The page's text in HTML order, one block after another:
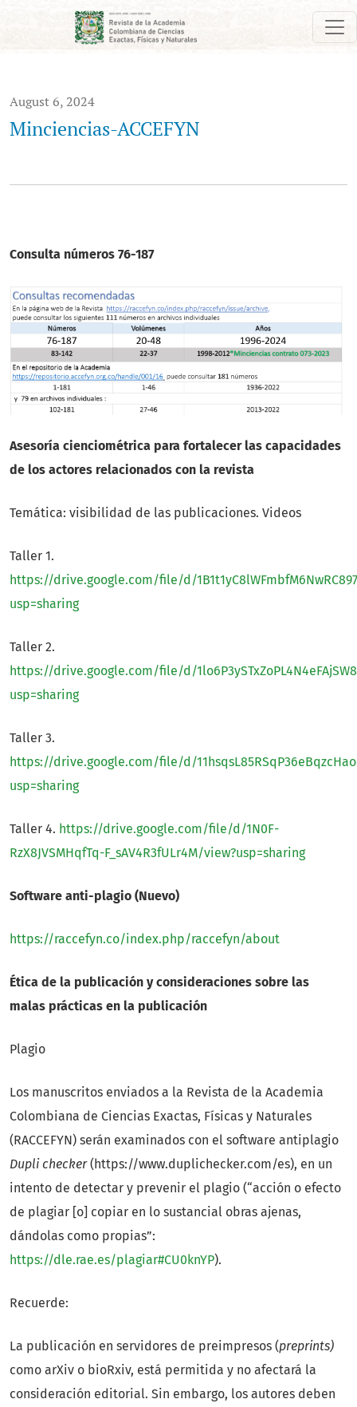
Minciencias-ACCEFYN
August 6, 2024
Minciencias-ACCEFYN
Consulta números 76-187
Asesoría cienciométrica para fortalecer las capacidades
de los actores relacionados con la revista
Temática: visibilidad de las publicaciones. Videos
Taller 1.
https://drive.google.com/file/d/
usp=sharing
Taller 2.
https://drive.google.com/file/d/
usp=sharing
Taller 3.
https://drive.google.com/file/d/
usp=sharing
Taller 4. https://drive.google.com/file/d/1N0F-
RzX8JVSMHqfTq-F_sAV4R3fULr4M/view?usp=sharing
Software anti-plagio (Nuevo)
https://raccefyn.co/index.php/raccefyn/about
Ética de la publicación y consideraciones sobre las
malas prácticas en la publicación
Plagio
Los manuscritos enviados a la Revista de la Academia
Colombiana de Ciencias Exactas, Físicas y Naturales
(RACCEFYN) serán examinados con el software antiplagio
Dupli checker(https://www.duplichecker.com/es), en un
intento de detectar y prevenir el plagio (“acción o efecto
de plagiar [o] copiar en lo sustancial obras ajenas,
dándolas como propias”:
https://dle.rae.es/plagiar#CU0knYP).
Recuerde:
La publicación en servidores de preimpresos (preprints)
como arXiv o bioRxiv, está permitida y no afectará la
consideración editorial. Sin embargo, los autores deben